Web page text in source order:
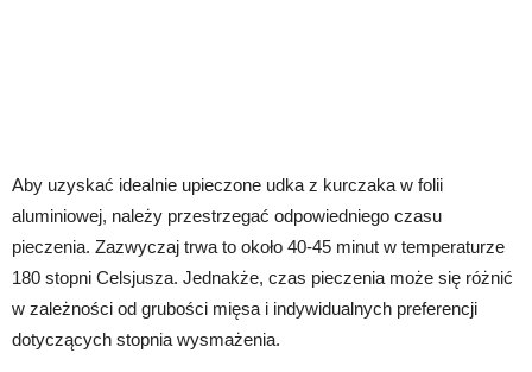
Aby uzyskać idealnie upieczone udka z kurczaka w folii
aluminiowej, należy przestrzegać odpowiedniego czasu
pieczenia. Zazwyczaj trwa to około 40-45 minut w temperaturze
180 stopni Celsjusza. Jednakże, czas pieczenia może się różnić
w zależności od grubości mięsa i indywidualnych preferencji
dotyczących stopnia wysmażenia.